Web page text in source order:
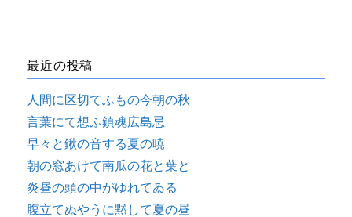
最近の投稿
人間に区切てふもの今朝の秋
言葉にて想ふ鎮魂広島忌
早々と鍬の音する夏の暁
朝の窓あけて南瓜の花と葉と
炎昼の頭の中がゆれてゐる
腹立てぬやうに黙して夏の昼